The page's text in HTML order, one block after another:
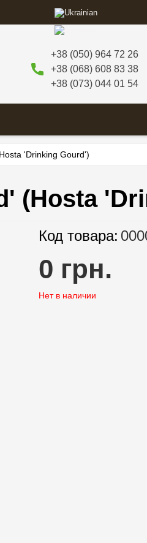
+38 (050) 964 72 26
+38 (068) 608 83 38
+38 (073) 044 01 54
'Drinking Gourd')
(Hosta
Код товара:
0 грн.
Нет в наличии